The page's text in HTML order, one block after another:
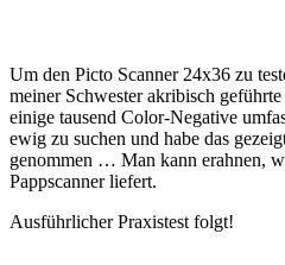
Um den Picto Scanner 24x36 zu
meiner Schwester akribisch
einige tausend Color-Negative
ewig zu suchen und habe das
genommen … Man kann erahnen,
Pappscanner liefert.
Ausführlicher Praxistest folgt!